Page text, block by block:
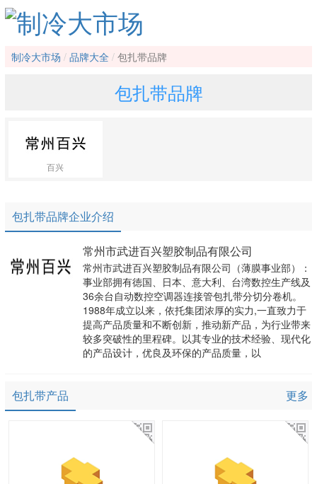
制冷大市场 品牌大全 包扎带品牌
包扎带品牌
百兴
包扎带品牌企业介绍
常州市武进百兴塑胶制品有限公司
常州市武进百兴塑胶制品有限公司（薄膜事业部）：
事业部拥有徳国、日本、意大利、台湾数控生产线及
36余台自动数控空调器连接管包扎带分切分卷机。
1988年成立以来，依托集团浓厚的实力,一直致力于
提高产品质量和不断创新，推动新产品，为行业带来
较多突破性的里程碑。以其专业的技术经验、现代化
的产品设计，优良及环保的产品质量，以
包扎带产品 更多